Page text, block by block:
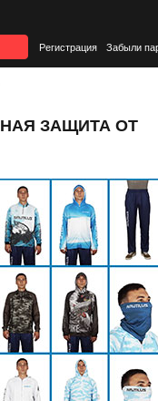
Регистрация Забыли
ЗАЩИТА ОТ